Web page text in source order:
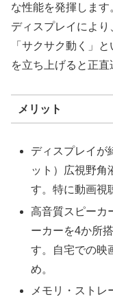
な性能を発揮しま
ディスプレイによ
「サクサク動く」
を立ち上げると正直
メリット
ディスプレイが
ット）広視野角
す。特に動画視
高音質スピーカ
ーカーを4か所
す。自宅での映
め。
メモリ・ストレ